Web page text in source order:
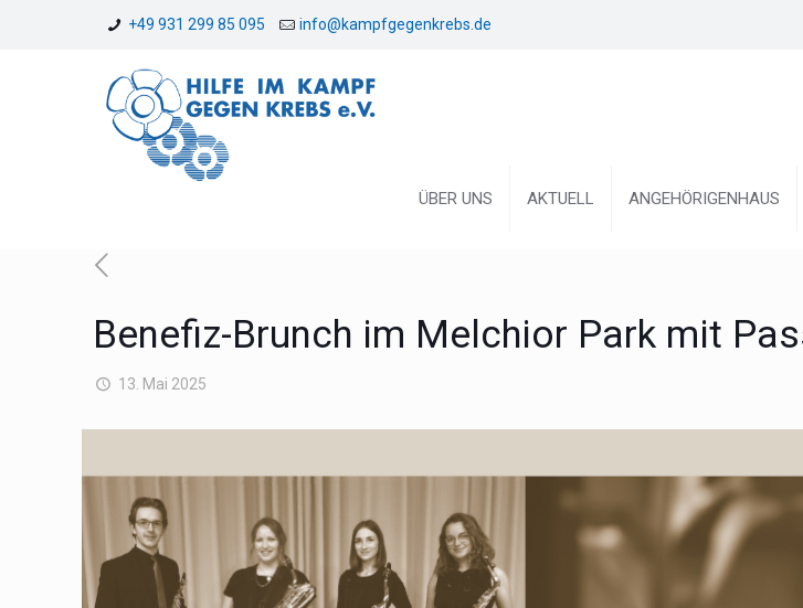
+49 931 299 85 095 info@kampfgegenkrebs.de
ÜBER UNS AKTUELL ANGEHÖRIGENHAUS
Benefiz-Brunch im Melchior Park mit
13. Mai 2025